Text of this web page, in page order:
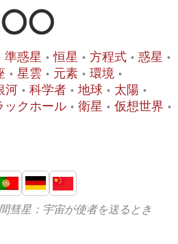
準惑星 恒星 方程式
惑星
星雲 元素
環境
河 科学者 地球
太陽
ックホール 衛星
仮想世界
彗星：宇宙が使者を送るとき